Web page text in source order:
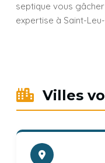
septique vous
expertise à Saint-
Villes